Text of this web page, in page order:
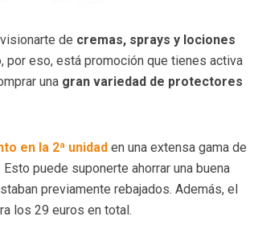
de cremas, sprays y lociones
por eso, está promoción que tienes activa
una gran variedad de protectores
en la 2ª unidad en una extensa gama de
puede suponerte ahorrar una buena
previamente rebajados. Además, el
los 29 euros en total.